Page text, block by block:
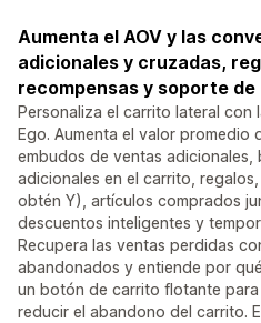
Aumenta el AOV y las
adicionales y cruzadas,
recompensas y soporte
Personaliza el carrito lateral con
Ego. Aumenta el valor promedio
embudos de ventas
adicionales en el carrito,
obtén Y), artículos comprados
descuentos inteligentes y
Recupera las ventas perdidas
abandonados y entiende por
un botón de carrito flotante
reducir el abandono del carrito.